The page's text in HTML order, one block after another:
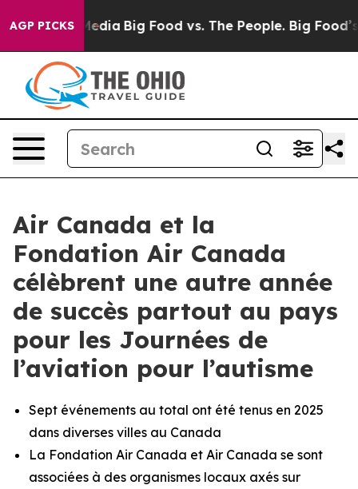
AGP PICKS
Media Big Food vs. The People. Big Food’s 239
Air Canada et la
Fondation Air Canada
célèbrent une autre année
de succès partout au pays
pour les Journées de
l’aviation pour l’autisme
Sept événements au total ont été tenus en 2025
dans diverses villes au Canada
La Fondation Air Canada et Air Canada se sont
associées à des organismes locaux axés sur